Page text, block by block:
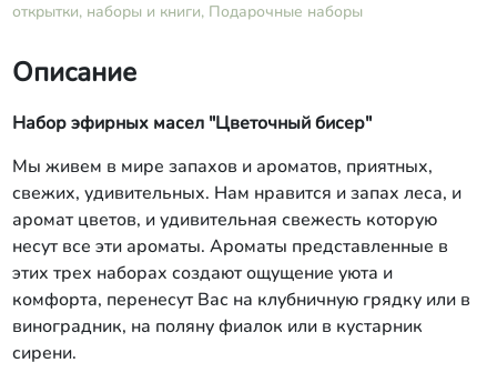
открытки, наборы и книги, Подарочные наборы
Описание
Набор эфирных масел "Цветочный бисер"
Мы живем в мире запахов и ароматов, приятных,
свежих, удивительных. Нам нравится и запах леса, и
аромат цветов, и удивительная свежесть которую
несут все эти ароматы. Ароматы представленные в
этих трех наборах создают ощущение уюта и
комфорта, перенесут Вас на клубничную грядку или в
виноградник, на поляну фиалок или в кустарник
сирени.